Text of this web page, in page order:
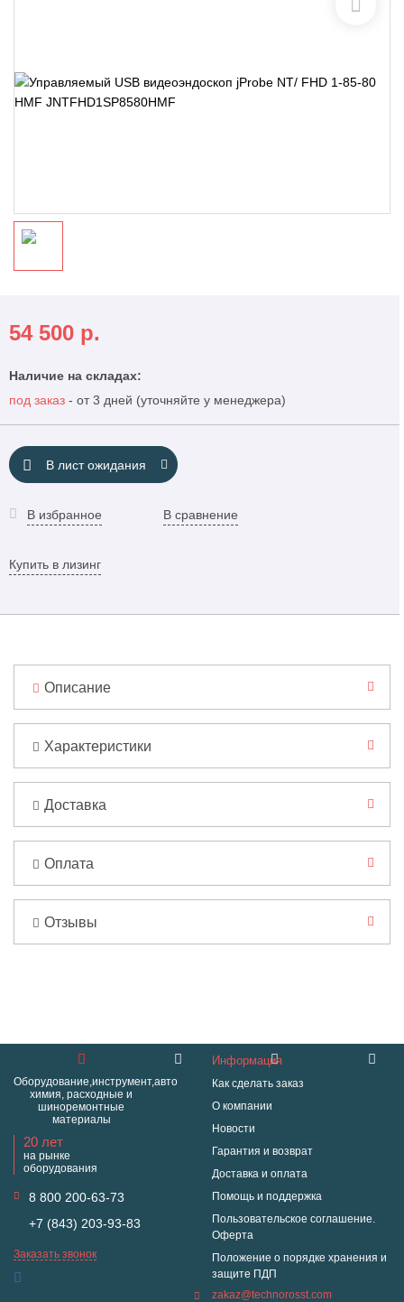
54 500 р.
Наличие на складах:
под заказ - от 3 дней (уточняйте у менеджера)
В лист ожидания
В избранное В сравнение
Купить в лизинг
Описание
Характеристики
Доставка
Оплата
Отзывы
Оборудование,инструмент,авто
химия, расходные и
шиноремонтные
материалы
20 лет
на рынке
оборудования
8 800 200-63-73
+7 (843) 203-93-83
Заказать звонок
Информация
Как сделать заказ
О компании
Новости
Гарантия и возврат
Доставка и оплата
Помощь и поддержка
Пользовательское соглашение.
Оферта
Положение о порядке хранения и
защите ПДП
zakaz@technorosst.com